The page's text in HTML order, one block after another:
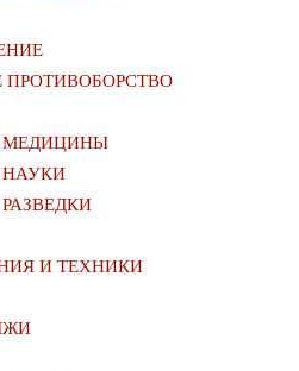
МЕДИЦИНЫ
НАУКИ
И ТЕХНИКИ